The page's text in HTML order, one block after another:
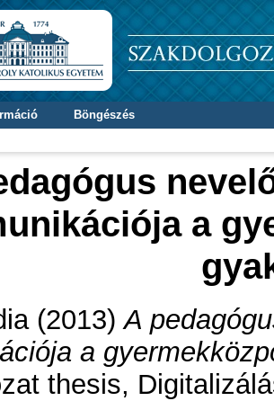
Böngészés
a
(2013)A
a
thesis,